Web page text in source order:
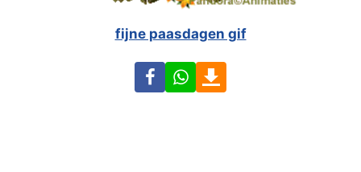
fijne paasdagen gif
FacebookWhatsApp